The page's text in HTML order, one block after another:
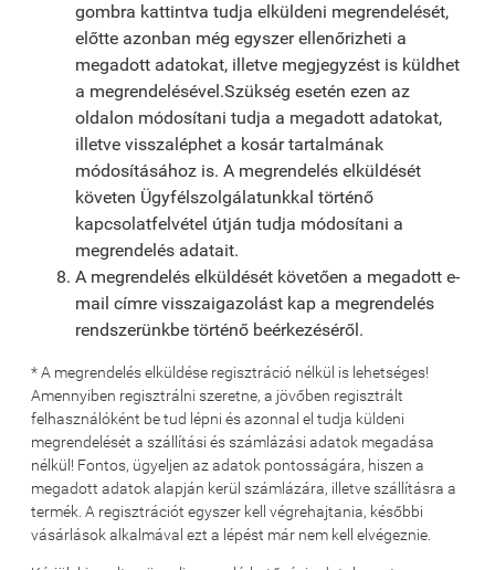
gombra kattintva tudja elküldeni megrendelését,
előtte azonban még egyszer ellenőrizheti a
megadott adatokat, illetve megjegyzést is küldhet
a megrendelésével.Szükség esetén ezen az
oldalon módosítani tudja a megadott adatokat,
illetve visszaléphet a kosár tartalmának
módosításához is. A megrendelés elküldését
követen Ügyfélszolgálatunkkal történő
kapcsolatfelvétel útján tudja módosítani a
megrendelés adatait.
A megrendelés elküldését követően a megadott e-
mail címre visszaigazolást kap a megrendelés
rendszerünkbe történő beérkezéséről.
* A megrendelés elküldése regisztráció nélkül is lehetséges!
Amennyiben regisztrálni szeretne, a jövőben regisztrált
felhasználóként be tud lépni és azonnal el tudja küldeni
megrendelését a szállítási és számlázási adatok megadása
nélkül! Fontos, ügyeljen az adatok pontosságára, hiszen a
megadott adatok alapján kerül számlázára, illetve szállításra a
termék. A regisztrációt egyszer kell végrehajtania, későbbi
vásárlások alkalmával ezt a lépést már nem kell elvégeznie.